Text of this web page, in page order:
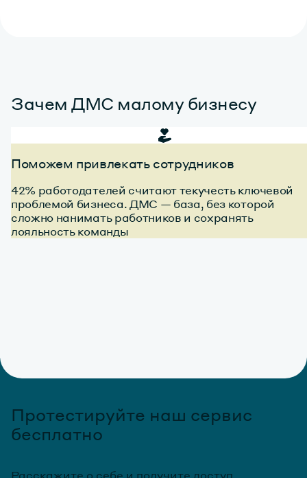
Зачем ДМС малому бизнесу
Поможем привлекать сотрудников
42% работодателей считают текучесть ключевой
проблемой бизнеса. ДМС — база, без которой
сложно нанимать работников и сохранять
лояльность команды
Протестируйте наш сервис
бесплатно
Расскажите о себе и получите доступ